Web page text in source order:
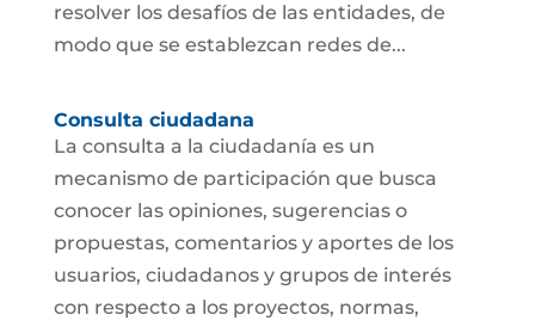
resolver los desafíos de las entidades, de
modo que se establezcan redes de...
Consulta ciudadana
La consulta a la ciudadanía es un
mecanismo de participación que busca
conocer las opiniones, sugerencias o
propuestas, comentarios y aportes de los
usuarios, ciudadanos y grupos de interés
con respecto a los proyectos, normas,